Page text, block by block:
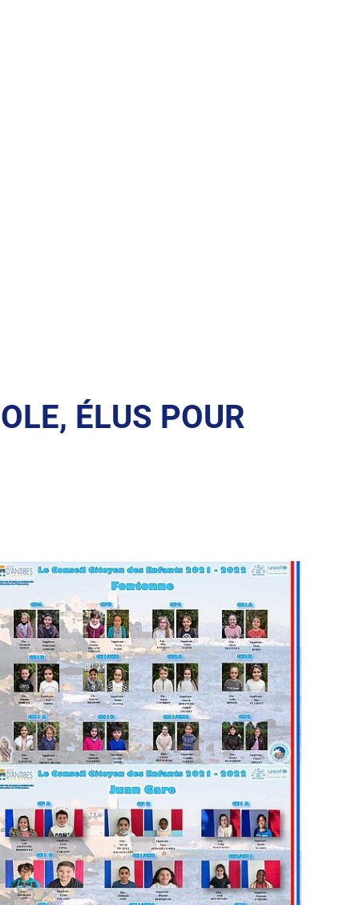
ÉLUS POUR